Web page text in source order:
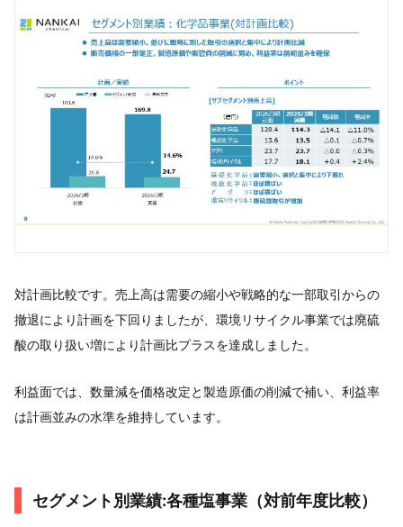
対計画比較です。売上高は需要の縮小や戦略的な一部取引からの
撤退により計画を下回りましたが、環境リサイクル事業では廃硫
酸の取り扱い増により計画比プラスを達成しました。
利益面では、数量減を価格改定と製造原価の削減で補い、利益率
は計画並みの水準を維持しています。
セグメント別業績:各種塩事業（対前年度比較）